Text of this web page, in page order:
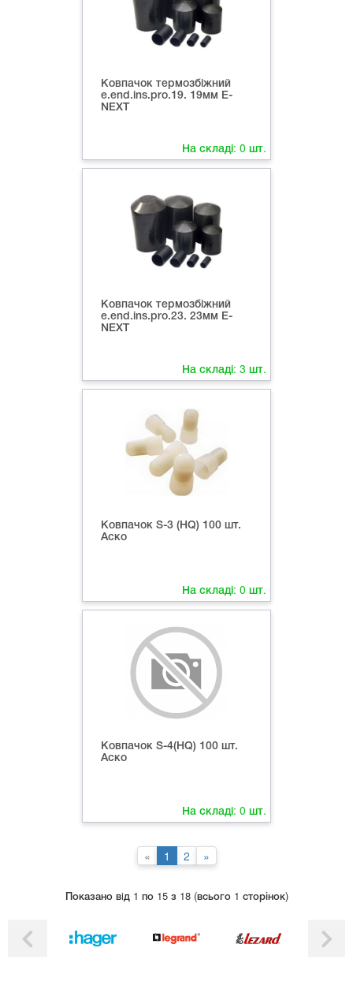
Ковпачок термозбіжний
е.end.ins.pro.19. 19мм E-
NEXT
На складі: 0 шт.
Ковпачок термозбіжний
е.end.ins.pro.23. 23мм E-
NEXT
На складі: 3 шт.
Ковпачок S-3 (HQ) 100 шт.
Аско
На складі: 0 шт.
Ковпачок S-4(HQ) 100 шт.
Аско
На складі: 0 шт.
« 1 2 »
Показано вiд 1 по 15 з 18 (всього 1 сторінок)